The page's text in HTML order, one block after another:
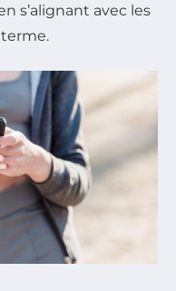
s’alignant avec les